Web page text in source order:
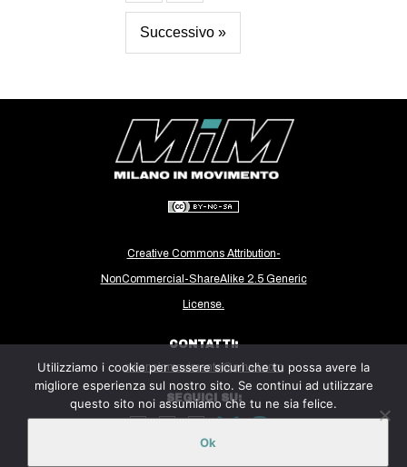
Successivo »
Creative Commons Attribution-
NonCommercial-ShareAlike 2.5 Generic
License.
CONTATTI:
milanoinmovimento@gmail.com
SEGUICI SU:
Utilizziamo i cookie per essere sicuri che tu possa avere la
migliore esperienza sul nostro sito. Se continui ad utilizzare
questo sito noi assumiamo che tu ne sia felice.
Ok